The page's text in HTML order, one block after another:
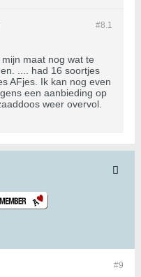
#8.1
maat nog wat te
.... had 16 soortjes
AFjes. Ik kan nog even
een aanbieding op
weer overvol.
#9